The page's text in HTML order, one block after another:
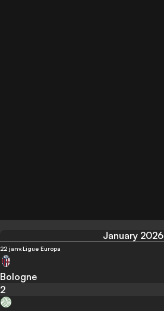
January 2026
22 janv.Ligue Europa
Bologne
2